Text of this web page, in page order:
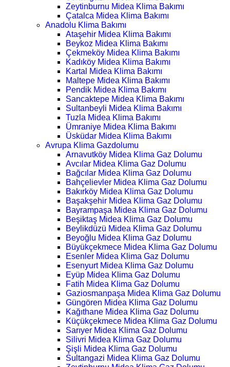
Zeytinburnu Midea Klima Bakımı
Çatalca Midea Klima Bakımı
Anadolu Klima Bakımı
Ataşehir Midea Klima Bakımı
Beykoz Midea Klima Bakımı
Çekmeköy Midea Klima Bakımı
Kadıköy Midea Klima Bakımı
Kartal Midea Klima Bakımı
Maltepe Midea Klima Bakımı
Pendik Midea Klima Bakımı
Sancaktepe Midea Klima Bakımı
Sultanbeyli Midea Klima Bakımı
Tuzla Midea Klima Bakımı
Ümraniye Midea Klima Bakımı
Üsküdar Midea Klima Bakımı
Avrupa Klima Gazdolumu
Arnavutköy Midea Klima Gaz Dolumu
Avcılar Midea Klima Gaz Dolumu
Bağcılar Midea Klima Gaz Dolumu
Bahçelievler Midea Klima Gaz Dolumu
Bakırköy Midea Klima Gaz Dolumu
Başakşehir Midea Klima Gaz Dolumu
Bayrampaşa Midea Klima Gaz Dolumu
Beşiktaş Midea Klima Gaz Dolumu
Beylikdüzü Midea Klima Gaz Dolumu
Beyoğlu Midea Klima Gaz Dolumu
Büyükçekmece Midea Klima Gaz Dolumu
Esenler Midea Klima Gaz Dolumu
Esenyurt Midea Klima Gaz Dolumu
Eyüp Midea Klima Gaz Dolumu
Fatih Midea Klima Gaz Dolumu
Gaziosmanpaşa Midea Klima Gaz Dolumu
Güngören Midea Klima Gaz Dolumu
Kağıthane Midea Klima Gaz Dolumu
Küçükçekmece Midea Klima Gaz Dolumu
Sarıyer Midea Klima Gaz Dolumu
Silivri Midea Klima Gaz Dolumu
Şişli Midea Klima Gaz Dolumu
Sultangazi Midea Klima Gaz Dolumu